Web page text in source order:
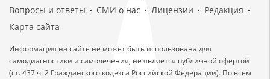
Вопросы и ответы
СМИ о нас Лицензии
Редакция
Карта сайта
Информация на сайте не может быть использована для
самодиагностики и самолечения, не является публичной офертой
(ст. 437 ч. 2 Гражданского кодекса Российской Федерации). По всем